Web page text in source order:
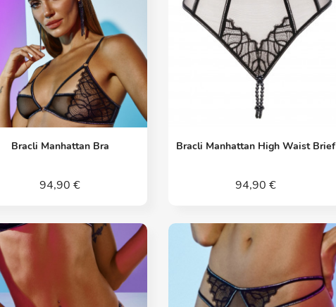
Vorschau
Bracli Manhattan Bra
94,90 €
Vorschau
Bracli Manhattan High Waist Brief
94,90 €